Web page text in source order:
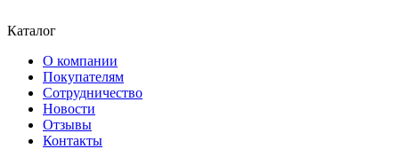
Каталог
О компании
Покупателям
Сотрудничество
Новости
Отзывы
Контакты